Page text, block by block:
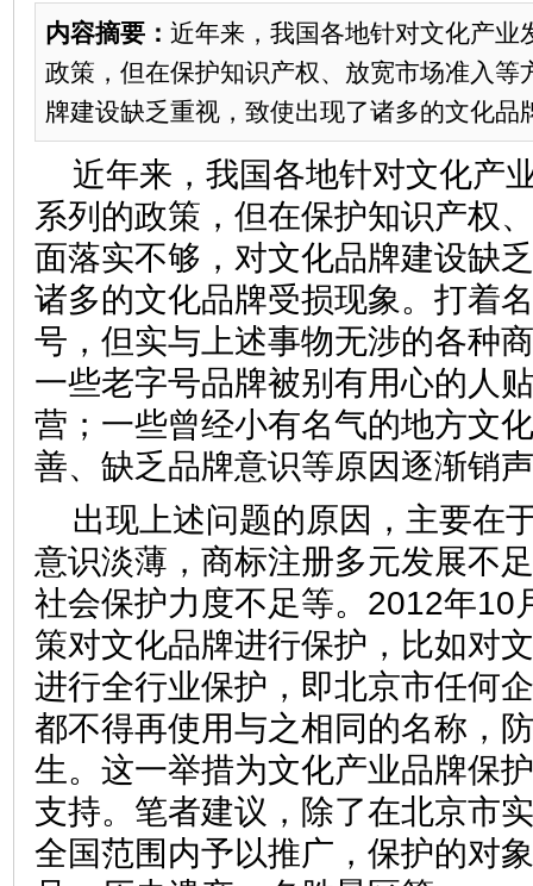
内容摘要： 近年来，我国各地针对文化产业
政策，但在保护知识产权、放宽市场准入等
牌建设缺乏重视，致使出现了诸多的文化品
近年来，我国各地针对文化产
系列的政策，但在保护知识产权
面落实不够，对文化品牌建设缺
诸多的文化品牌受损现象。打着
号，但实与上述事物无涉的各种
一些老字号品牌被别有用心的人
营；一些曾经小有名气的地方文
善、缺乏品牌意识等原因逐渐销
出现上述问题的原因，主要在
意识淡薄，商标注册多元发展不
社会保护力度不足等。2012年10
策对文化品牌进行保护，比如对
进行全行业保护，即北京市任何
都不得再使用与之相同的名称，
生。这一举措为文化产业品牌保
支持。笔者建议，除了在北京市
全国范围内予以推广，保护的对